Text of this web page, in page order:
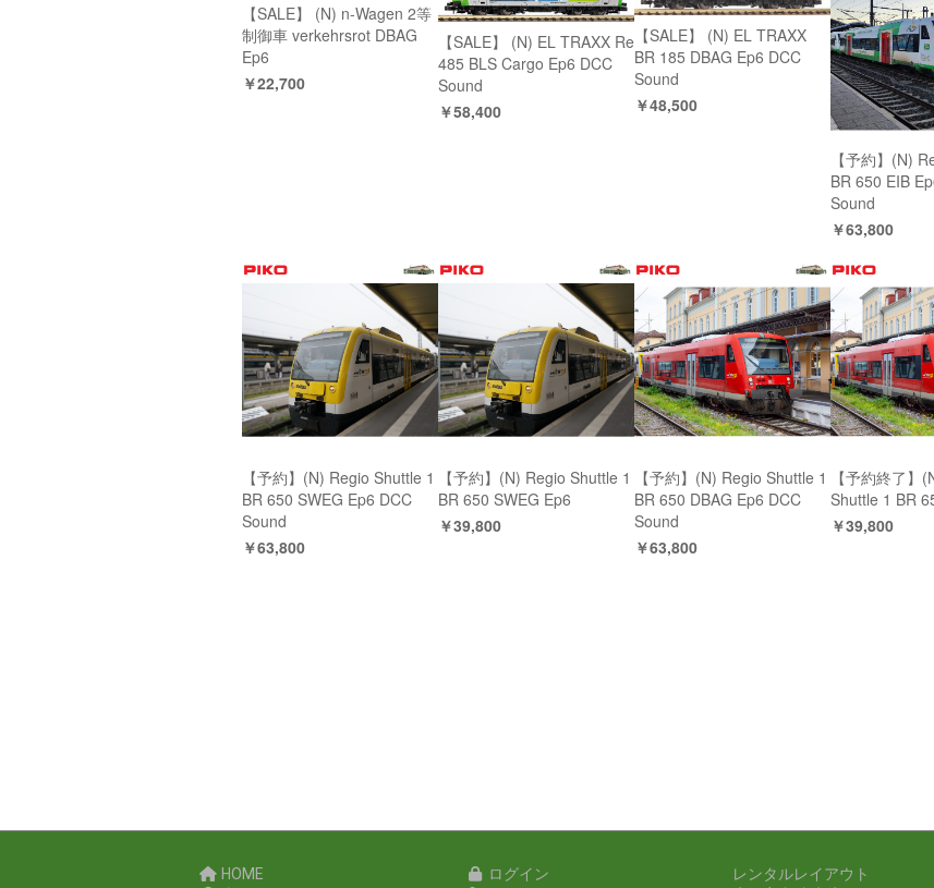
【SALE】 (N) n-Wagen 2等
制御車 verkehrsrot DBAG
Ep6
￥22,700
【SALE】 (N) EL TRAXX Re
485 BLS Cargo Ep6 DCC
Sound
￥58,400
【SALE】 (N) EL TRAXX
BR 185 DBAG Ep6 DCC
Sound
￥48,500
【予約】(N)
BR 650 EIB
Sound
￥63,800
【予約】(N) Regio Shuttle 1
BR 650 SWEG Ep6 DCC
Sound
￥63,800
【予約】(N) Regio Shuttle 1
BR 650 SWEG Ep6
￥39,800
【予約】(N) Regio Shuttle 1
BR 650 DBAG Ep6 DCC
Sound
￥63,800
【予約終了】
Shuttle 1 BR
￥39,800
HOME
ログイン
レンタルレイアウト